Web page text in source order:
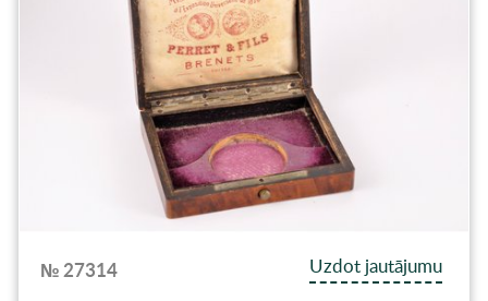
№ 27314
Uzdot jautājumu